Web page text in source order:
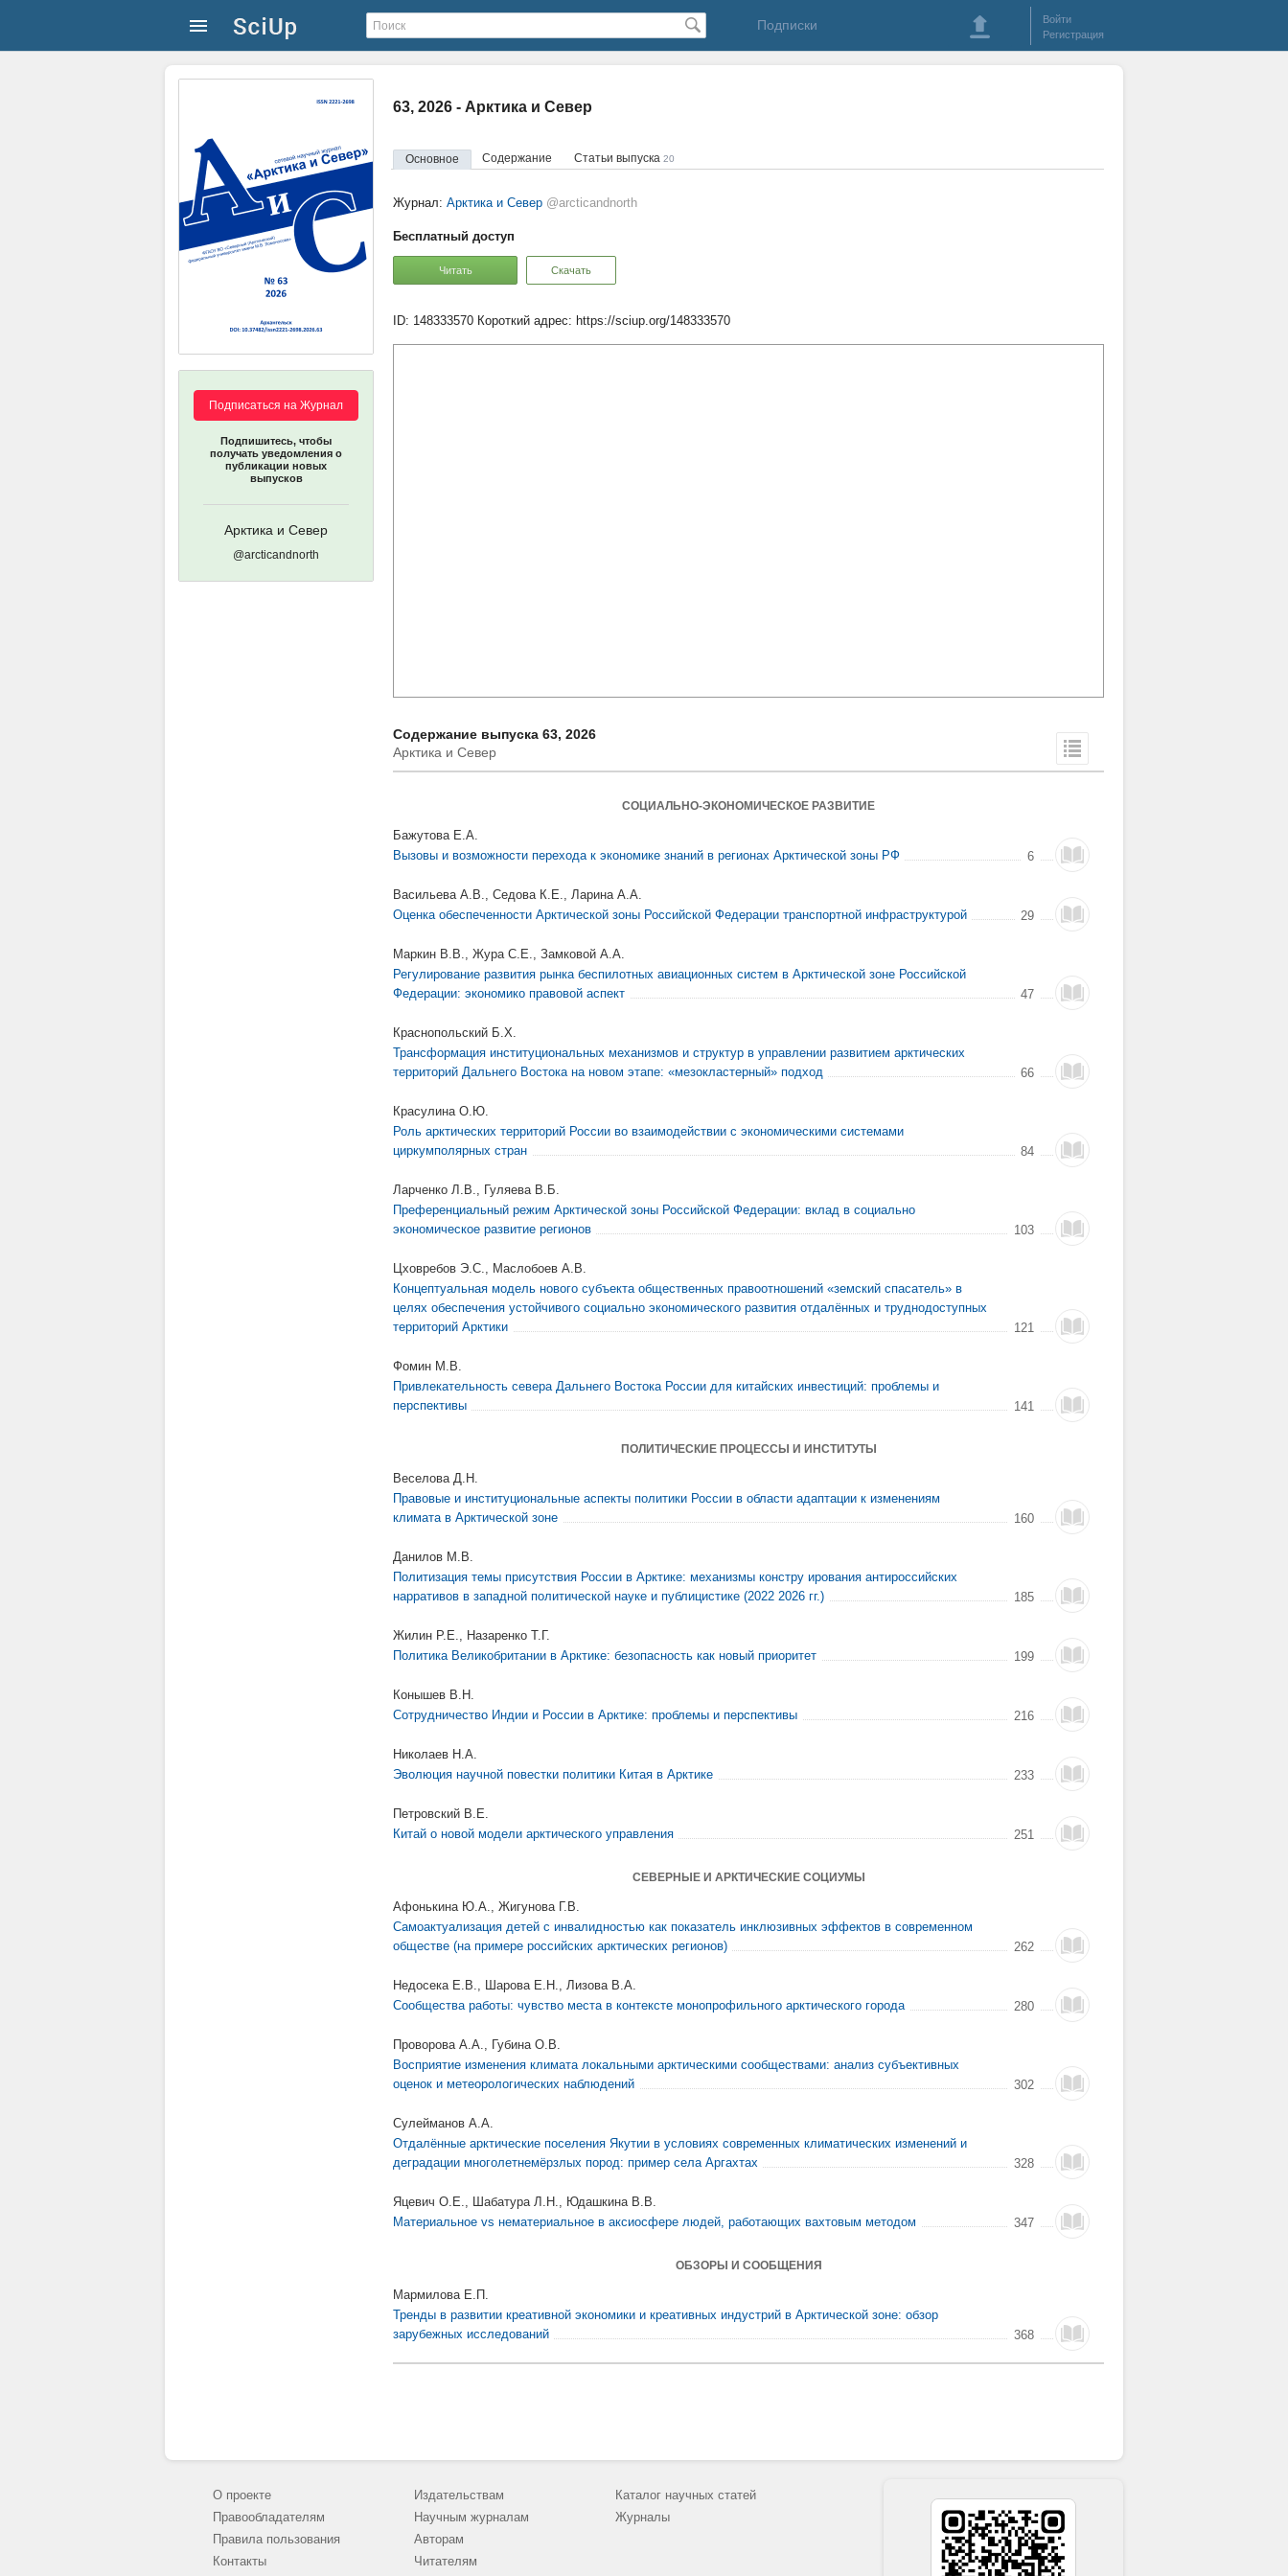
Подписки
Войти
Регистрация
63, 2026 - Арктика и Север
Основное Содержание Статьи выпуска 20
Подписаться на Журнал
Подпишитесь, чтобы
получать уведомления о
публикации новых
выпусков
Арктика и Север
@arcticandnorth
Журнал: Арктика и Север @arcticandnorth
Бесплатный доступ
Читать Скачать
ID: 148333570 Короткий адрес: https://sciup.org/148333570
Содержание выпуска 63, 2026
Арктика и Север
СОЦИАЛЬНО-ЭКОНОМИЧЕСКОЕ РАЗВИТИЕ
Бажутова Е.А.
Вызовы и возможности перехода к экономике знаний в регионах Арктической зоны РФ
6
Васильева А.В., Седова К.Е., Ларина А.А.
Оценка обеспеченности Арктической зоны Российской Федерации транспортной инфраструктурой
29
Маркин В.В., Жура С.Е., Замковой А.А.
Регулирование развития рынка беспилотных авиационных систем в Арктической зоне Российской
Федерации: экономико правовой аспект
47
Краснопольский Б.Х.
Трансформация институциональных механизмов и структур в управлении развитием арктических
территорий Дальнего Востока на новом этапе: «мезокластерный» подход
66
Красулина О.Ю.
Роль арктических территорий России во взаимодействии с экономическими системами
циркумполярных стран
84
Ларченко Л.В., Гуляева В.Б.
Преференциальный режим Арктической зоны Российской Федерации: вклад в социально
экономическое развитие регионов
103
Цховребов Э.С., Маслобоев А.В.
Концептуальная модель нового субъекта общественных правоотношений «земский спасатель» в
целях обеспечения устойчивого социально экономического развития отдалённых и труднодоступных
территорий Арктики
121
Фомин М.В.
Привлекательность севера Дальнего Востока России для китайских инвестиций: проблемы и
перспективы
141
ПОЛИТИЧЕСКИЕ ПРОЦЕССЫ И ИНСТИТУТЫ
Веселова Д.Н.
Правовые и институциональные аспекты политики России в области адаптации к изменениям
климата в Арктической зоне
160
Данилов М.В.
Политизация темы присутствия России в Арктике: механизмы констру ирования антироссийских
нарративов в западной политической науке и публицистике (2022 2026 гг.)
185
Жилин Р.Е., Назаренко Т.Г.
Политика Великобритании в Арктике: безопасность как новый приоритет
199
Конышев В.Н.
Сотрудничество Индии и России в Арктике: проблемы и перспективы
216
Николаев Н.А.
Эволюция научной повестки политики Китая в Арктике
233
Петровский В.Е.
Китай о новой модели арктического управления
251
СЕВЕРНЫЕ И АРКТИЧЕСКИЕ СОЦИУМЫ
Афонькина Ю.А., Жигунова Г.В.
Самоактуализация детей с инвалидностью как показатель инклюзивных эффектов в современном
обществе (на примере российских арктических регионов)
262
Недосека Е.В., Шарова Е.Н., Лизова В.А.
Сообщества работы: чувство места в контексте монопрофильного арктического города
280
Проворова А.А., Губина О.В.
Восприятие изменения климата локальными арктическими сообществами: анализ субъективных
оценок и метеорологических наблюдений
302
Сулейманов А.А.
Отдалённые арктические поселения Якутии в условиях современных климатических изменений и
деградации многолетнемёрзлых пород: пример села Аргахтах
328
Яцевич О.Е., Шабатура Л.Н., Юдашкина В.В.
Материальное vs нематериальное в аксиосфере людей, работающих вахтовым методом
347
ОБЗОРЫ И СООБЩЕНИЯ
Мармилова Е.П.
Тренды в развитии креативной экономики и креативных индустрий в Арктической зоне: обзор
зарубежных исследований
368
О проекте
Правообладателям
Правила пользования
Контакты
Издательствам
Научным журналам
Авторам
Читателям
Каталог научных статей
Журналы